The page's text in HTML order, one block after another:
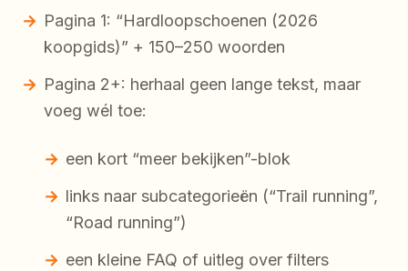
Pagina 1: “Hardloopschoenen (2026
koopgids)” + 150–250 woorden
Pagina 2+: herhaal geen lange tekst, maar
voeg wél toe:
een kort “meer bekijken”-blok
links naar subcategorieën (“Trail running”,
“Road running”)
een kleine FAQ of uitleg over filters